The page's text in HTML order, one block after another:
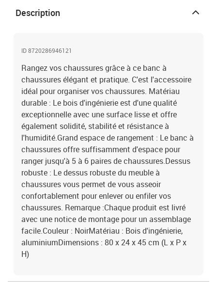
Description
ID 8720286946121
Rangez vos chaussures grâce à ce banc à
chaussures élégant et pratique. C'est l'accessoire
idéal pour organiser vos chaussures. Matériau
durable : Le bois d'ingénierie est d'une qualité
exceptionnelle avec une surface lisse et offre
également solidité, stabilité et résistance à
l'humidité.Grand espace de rangement : Le banc à
chaussures offre suffisamment d'espace pour
ranger jusqu'à 5 à 6 paires de chaussures.Dessus
robuste : Le dessus robuste du meuble à
chaussures vous permet de vous asseoir
confortablement pour enlever ou enfiler vos
chaussures. Remarque :Chaque produit est livré
avec une notice de montage pour un assemblage
facile.Couleur : NoirMatériau : Bois d'ingénierie,
aluminiumDimensions : 80 x 24 x 45 cm (L x P x
H)